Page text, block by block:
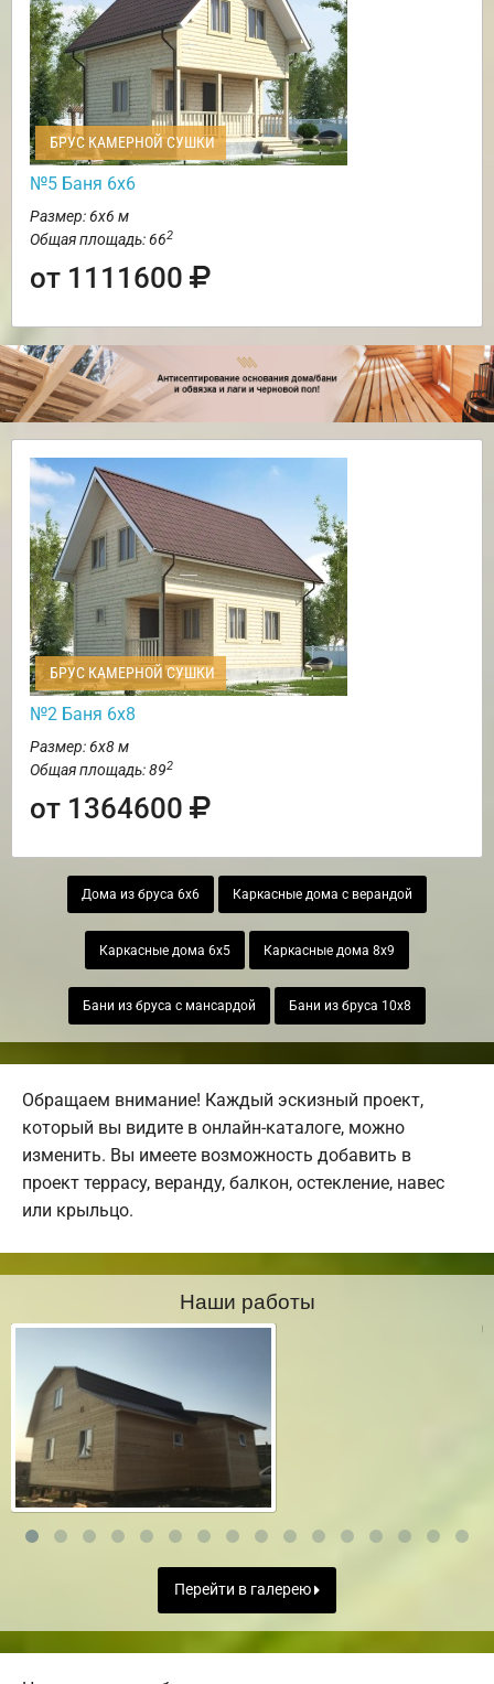
БРУС КАМЕРНОЙ СУШКИ
№5 Баня 6х6
Размер: 6х6 м
Общая площадь: 662
от 1111600
БРУС КАМЕРНОЙ СУШКИ
№2 Баня 6х8
Размер: 6х8 м
Общая площадь: 892
от 1364600
Дома из бруса 6х6 Каркасные дома с верандой
Каркасные дома 6х5 Каркасные дома 8х9
Бани из бруса с мансардой Бани из бруса 10х8
Обращаем внимание! Каждый эскизный проект,
который вы видите в онлайн-каталоге, можно
изменить. Вы имеете возможность добавить в
проект террасу, веранду, балкон, остекление, навес
или крыльцо.
Наши работы
Перейти в галерею